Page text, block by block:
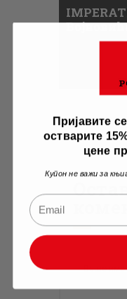
Пријавите
остварите
цене
Купон не важи за